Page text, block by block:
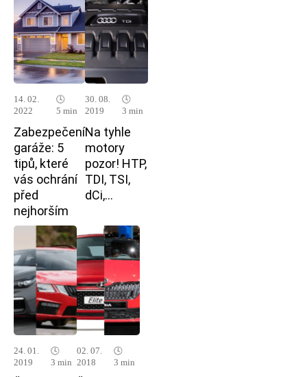
14. 02.
2022
🕓
5 min
Zabezpečení
garáže: 5
tipů, které
vás ochrání
před
nejhorším
30. 08.
2019
🕓
3 min
Na tyhle
motory
pozor! HTP,
TDI, TSI,
dCi,…
24. 01.
2019
🕓
3 min
02. 07.
2018
🕓
3 min